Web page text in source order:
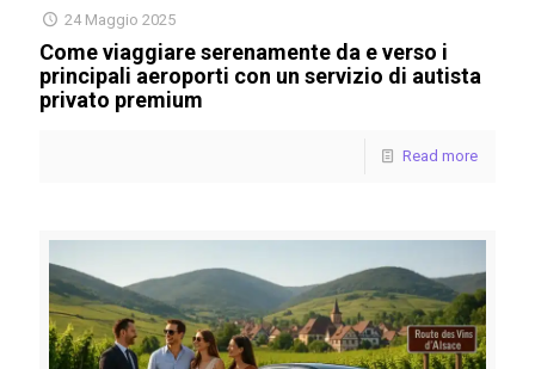
24 Maggio 2025
Come viaggiare serenamente da e verso i
principali aeroporti con un servizio di autista
privato premium
Read more